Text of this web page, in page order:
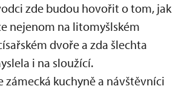
zde budou hovořit o tom, jak
nejenom na litomyšlském
dvoře a zda šlechta
i na sloužící.
zámecká kuchyně a návštěvníci